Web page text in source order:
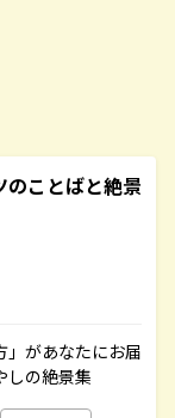
のことばと絶景
」があなたにお届
しの絶景集